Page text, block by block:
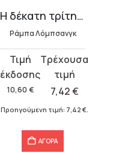
Η δέκατη τρίτη φλόγα
Ράμπα Λόμπσανγκ
10,60 €
Original
price
was:
10,60 €.
7,42€
τρέχουσα
τιμή
είναι:
Προηγούμενη τιμή: 7,42 €.
ΑΓΟΡΑ